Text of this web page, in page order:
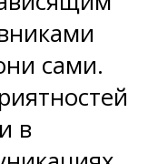
сами.
в